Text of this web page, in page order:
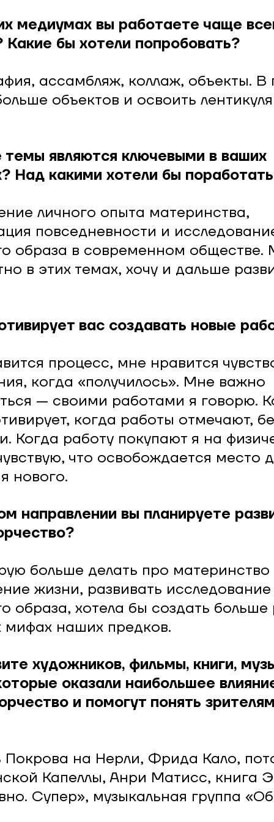
медиумах вы работаете чаще
Какие бы хотели попробовать?
ассамбляж, коллаж, объекты. В
объектов и освоить
темы являются ключевыми в ваших
Над какими хотели бы
личного опыта материнства,
повседневности и
образа в современном обществе.
в этих темах, хочу и дальше
вас создавать новые
процесс, мне нравится
когда «получилось». Мне важно
— своими работами я говорю.
когда работы отмечают,
Когда работу покупают я на
что освобождается место
нового.
направлении вы планируете
больше делать про материнство
жизни, развивать исследование
образа, хотела бы создать больше
мифах наших предков.
художников, фильмы, книги,
оказали наибольшее
и помогут понять
Покрова на Нерли, Фрида Кало,
Капеллы, Анри Матисс, книга
Супер», музыкальная группа